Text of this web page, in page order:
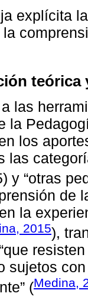
explícita
teórica
las
la
los
las
y “otras
de
la
2015),
sujetos
(Medina,